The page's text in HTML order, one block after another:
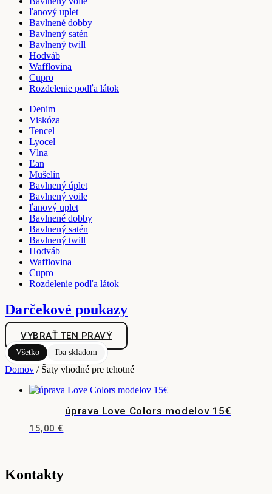
ľanový uplet
Bavlnené dobby
Bavlnený satén
Bavlnený twill
Hodváb
Wafflovina
Cupro
Rozdelenie podľa látok
Denim
Viskóza
Tencel
Lyocel
Vlna
Ľan
Mušelín
Bavlnený úplet
Bavlnený voile
ľanový uplet
Bavlnené dobby
Bavlnený satén
Bavlnený twill
Hodváb
Wafflovina
Cupro
Rozdelenie podľa látok
Darčekové poukazy
VYBRAŤ TEN PRAVÝ
Všetko Iba skladom
Domov / Šaty vhodné pre tehotné
úprava Love Colors modelov 15€
15,00 €
Kontakty